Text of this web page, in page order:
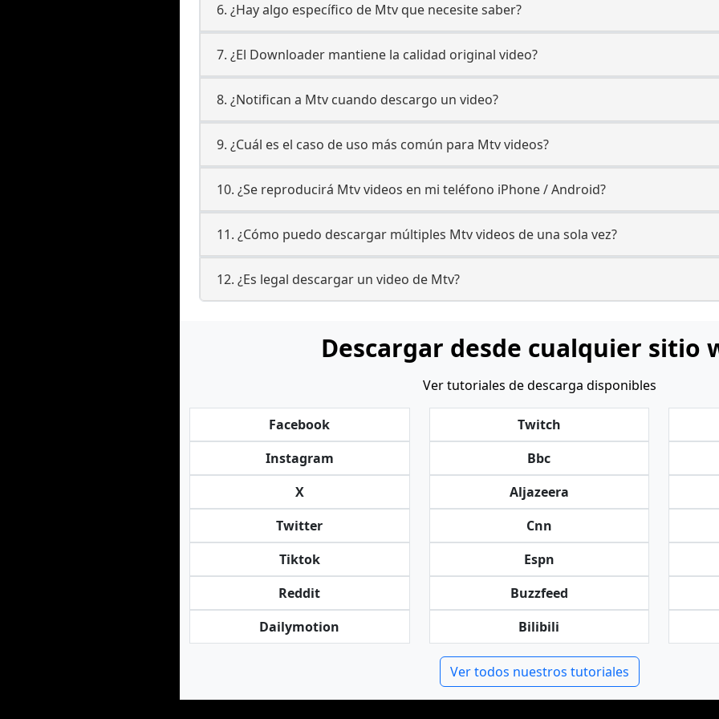
6. ¿Hay algo específico de Mtv que necesite saber?
7. ¿El Downloader mantiene la calidad original video?
8. ¿Notifican a Mtv cuando descargo un video?
9. ¿Cuál es el caso de uso más común para Mtv videos?
10. ¿Se reproducirá Mtv videos en mi teléfono iPhone / Android?
11. ¿Cómo puedo descargar múltiples Mtv videos de una sola vez?
12. ¿Es legal descargar un video de Mtv?
Descargar desde cualquier sitio
Ver tutoriales de descarga disponibles
Facebook
Instagram
X
Twitter
Tiktok
Reddit
Dailymotion
Twitch
Bbc
Aljazeera
Cnn
Espn
Buzzfeed
Bilibili
Ver todos nuestros tutoriales